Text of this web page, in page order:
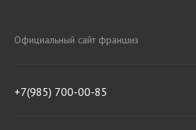
Официальный сайт франшиз
+7(985) 700-00-85